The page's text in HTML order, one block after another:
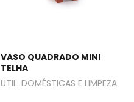
VASO QUADRADO MINI
TELHA
UTIL. DOMÉSTICAS E LIMPEZA